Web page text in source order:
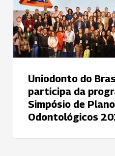
Brasil
apoia
e
participa
da
Simpósio
Planos
Uniodonto do
participa da
Simpósio de
Odontológicos